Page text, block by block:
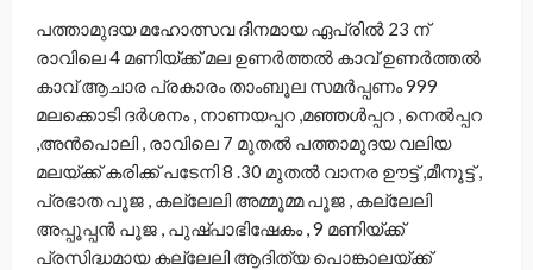
പത്താമുദയ മഹോത്സവ ദിനമായ ഏപ്രില്‍ 23 ന്
രാവിലെ 4 മണിയ്ക്ക് മല ഉണര്‍ത്തല്‍ കാവ് ഉണര്‍ത്തല്‍
കാവ് ആചാര പ്രകാരം താംബൂല സമര്‍പ്പണം 999
മലക്കൊടി ദര്‍ശനം , നാണയപ്പറ ,മഞ്ഞള്‍പ്പറ , നെല്‍പ്പറ
,അന്‍പൊലി , രാവിലെ 7 മുതല്‍ പത്താമുദയ വലിയ
മലയ്ക്ക് കരിക്ക് പടേനി 8 .30 മുതല്‍ വാനര ഊട്ട് ,മീനൂട്ട് ,
പ്രഭാത പൂജ , കല്ലേലി അമ്മൂമ്മ പൂജ , കല്ലേലി
അപ്പൂപ്പന്‍ പൂജ , പുഷ്പാഭിഷേകം , 9 മണിയ്ക്ക്
പ്രസിദ്ധമായ കല്ലേലി ആദിത്യ പൊങ്കാലയ്ക്ക്